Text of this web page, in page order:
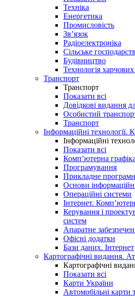
Техніка
Енергетика
Промисловість
Зв’язок
Радіоелектроніка
Сільське
Будівництво
Технологія
Транспорт
Транспорт
Показати всі
Довідкові видання
Особистий
Транспорт
Інформаційні технології.
Інформаційні
Показати всі
Комп’ютерна
Програмування
Прикладне
Основи
Операційні системи
Інтернет.
Керування і
систем
Апаратне
Офісні додатки
Бази даних. Інтернет
Картографічні видання.
Картографічні
Показати всі
Карти України
Автомобільні карти